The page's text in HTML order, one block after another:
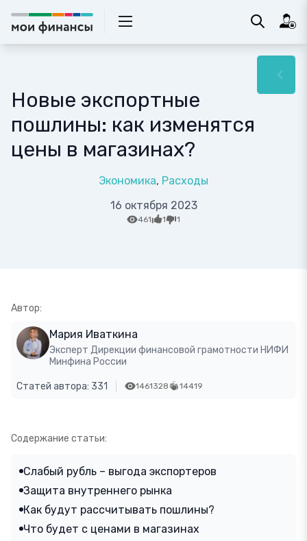
Новые экспортные
пошлины: как изменятся
цены в магазинах?
Экономика Расходы
16 октября 2023
461 1 1
Автор:
Мария Иваткина
Эксперт Дирекции финансовой грамотности НИФИ
Минфина России
Статей автора: 331 1461328 14419
Содержание статьи:
Слабый рубль – выгода экспортеров
Защита внутреннего рынка
Как будут рассчитывать пошлины?
Что будет с ценами в магазинах